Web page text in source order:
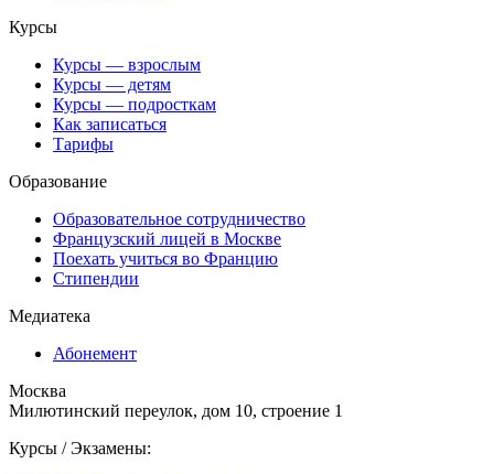
Курсы
Курсы — взрослым
Курсы — детям
Курсы — подросткам
Как записаться
Тарифы
Образование
Образовательное сотрудничество
Французский лицей в Москве
Поехать учиться во Францию
Стипендии
Медиатека
Абонемент
Москва
Милютинский переулок, дом 10, строение 1
Курсы / Экзамены: